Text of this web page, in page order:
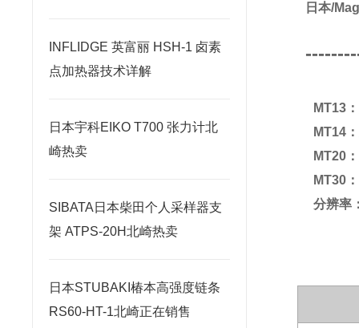
INFLIDGE 英富丽 HSH-1 卤素
点加热器技术详解
日本宇科EIKO T700 张力计北
崎热卖
SIBATA日本柴田个人采样器支
架 ATPS-20H北崎热卖
日本STUBAKI椿本高强度链条
RS60-HT-1北崎正在销售
日本/
MT13
MT14
MT20
MT30
分辨率